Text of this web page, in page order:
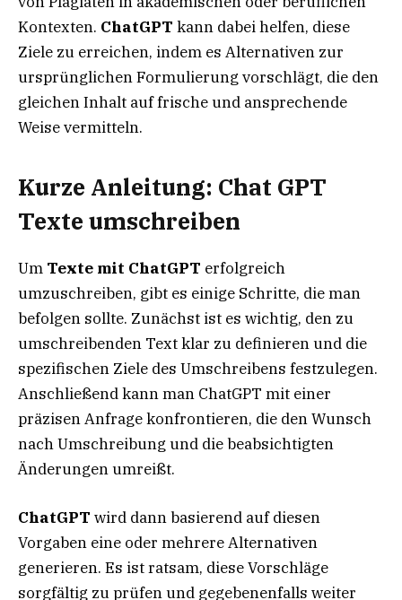
Kontexten. ChatGPT kann dabei helfen, diese
Ziele zu erreichen, indem es Alternativen zur
ursprünglichen Formulierung vorschlägt, die den
gleichen Inhalt auf frische und ansprechende
Weise vermitteln.
Kurze Anleitung: Chat GPT
Texte umschreiben
Um Texte mit ChatGPT erfolgreich
umzuschreiben, gibt es einige Schritte, die man
befolgen sollte. Zunächst ist es wichtig, den zu
umschreibenden Text klar zu definieren und die
spezifischen Ziele des Umschreibens festzulegen.
Anschließend kann man ChatGPT mit einer
präzisen Anfrage konfrontieren, die den Wunsch
nach Umschreibung und die beabsichtigten
Änderungen umreißt.
ChatGPT wird dann basierend auf diesen
Vorgaben eine oder mehrere Alternativen
generieren. Es ist ratsam, diese Vorschläge
sorgfältig zu prüfen und gegebenenfalls weiter